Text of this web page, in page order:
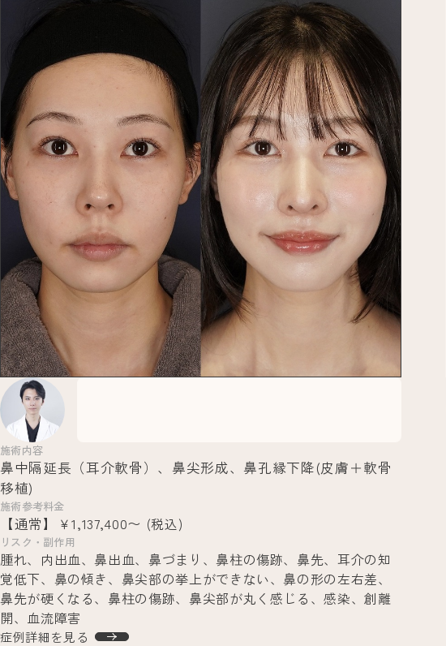
施術内容
鼻中隔延長（耳介軟骨）、鼻尖形成、鼻孔縁下降(皮膚＋軟骨
移植)
施術参考料金
【通常】￥1,137,400〜 (税込)
リスク・副作用
腫れ、内出血、鼻出血、鼻づまり、鼻柱の傷跡、鼻先、耳介の知
覚低下、鼻の傾き、鼻尖部の挙上ができない、鼻の形の左右差、
鼻先が硬くなる、鼻柱の傷跡、鼻尖部が丸く感じる、感染、創離
開、血流障害
症例詳細を見る